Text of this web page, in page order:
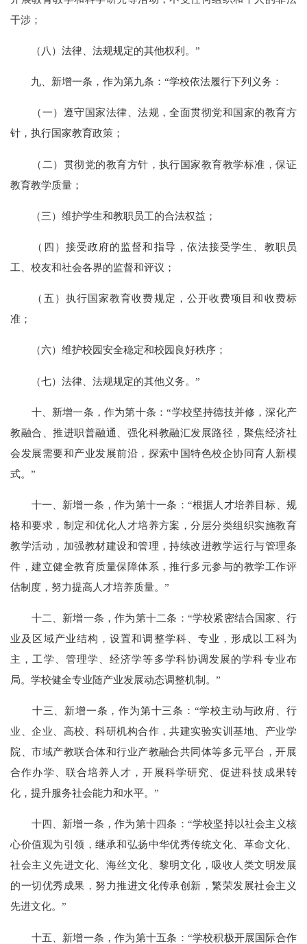
干涉；
（八）法律、法规规定的其他权利。”
九、新增一条，作为第九条：“学校依法履行下列义务：
（一）遵守国家法律、法规，全面贯彻党和国家的教育方
针，执行国家教育政策；
（二）贯彻党的教育方针，执行国家教育教学标准，保证
教育教学质量；
（三）维护学生和教职员工的合法权益；
（四）接受政府的监督和指导，依法接受学生、教职员
工、校友和社会各界的监督和评议；
（五）执行国家教育收费规定，公开收费项目和收费标
准；
（六）维护校园安全稳定和校园良好秩序；
（七）法律、法规规定的其他义务。”
十、新增一条，作为第十条：“学校坚持德技并修，深化产
教融合、推进职普融通、强化科教融汇发展路径，聚焦经济社
会发展需要和产业发展前沿，探索中国特色校企协同育人新模
式。”
十一、新增一条，作为第十一条：“根据人才培养目标、规
格和要求，制定和优化人才培养方案，分层分类组织实施教育
教学活动，加强教材建设和管理，持续改进教学运行与管理条
件，建立健全教育质量保障体系，推行多元参与的教学工作评
估制度，努力提高人才培养质量。”
十二、新增一条，作为第十二条：“学校紧密结合国家、行
业及区域产业结构，设置和调整学科、专业，形成以工科为
主，工学、管理学、经济学等多学科协调发展的学科专业布
局。学校健全专业随产业发展动态调整机制。”
十三、新增一条，作为第十三条：“学校主动与政府、行
业、企业、高校、科研机构合作，共建实验实训基地、产业学
院、市域产教联合体和行业产教融合共同体等多元平台，开展
合作办学、联合培养人才，开展科学研究、促进科技成果转
化，提升服务社会能力和水平。”
十四、新增一条，作为第十四条：“学校坚持以社会主义核
心价值观为引领，继承和弘扬中华优秀传统文化、革命文化、
社会主义先进文化、海丝文化、黎明文化，吸收人类文明发展
的一切优秀成果，努力推进文化传承创新，繁荣发展社会主义
先进文化。”
十五、新增一条，作为第十五条：“学校积极开展国际合作